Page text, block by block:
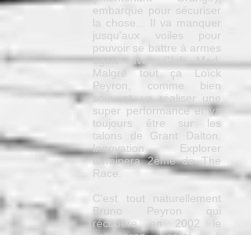
embarque pour sécuriser
la chose... Il va manquer
jusqu'aux voiles pour
pouvoir se battre à armes
égale avec Club Med.
Malgré tout ça Loïck
Peyron, comme bien
souvent, va réaliser une
super performance et va
toujours être sur les
talons de Grant Dalton.
Innovation Explorer
terminera 2ème de The
Race.
C'est tout naturellement
Bruno Peyron qui
récupère en 2002 le